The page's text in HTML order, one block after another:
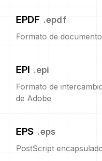
EPDF .epdf
Formato de
EPI .epi
Formato de
de Adobe
EPS .eps
PostScript